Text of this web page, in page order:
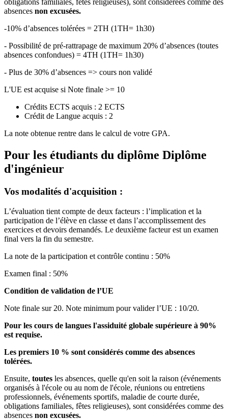
obligations familiales, fêtes religieuses), sont considérées comme des
absences non excusées.
-10% d’absences tolérées = 2TH (1TH= 1h30)
- Possibilité de pré-rattrapage de maximum 20% d’absences (toutes
absences confondues) = 4TH (1TH= 1h30)
- Plus de 30% d’absences => cours non validé
L'UE est acquise si Note finale >= 10
Crédits ECTS acquis : 2 ECTS
Crédit de Langue acquis : 2
La note obtenue rentre dans le calcul de votre GPA.
Pour les étudiants du diplôme Diplôme
d'ingénieur
Vos modalités d'acquisition :
L’évaluation tient compte de deux facteurs : l’implication et la
participation de l’élève en classe et dans l’accomplissement des
exercices et devoirs demandés. Le deuxième facteur est un examen
final vers la fin du semestre.
La note de la participation et contrôle continu : 50%
Examen final : 50%
Condition de validation de l’UE
Note finale sur 20. Note minimum pour valider l’UE : 10/20.
Pour les cours de langues l'assiduité globale supérieure à 90%
est requise.
Les premiers 10 % sont considérés comme des absences
tolérées.
Ensuite, toutes les absences, quelle qu'en soit la raison (événements
organisés à l'école ou au nom de l'école, réunions ou entretiens
professionnels, événements sportifs, maladie de courte durée,
obligations familiales, fêtes religieuses), sont considérées comme des
absences non excusées.